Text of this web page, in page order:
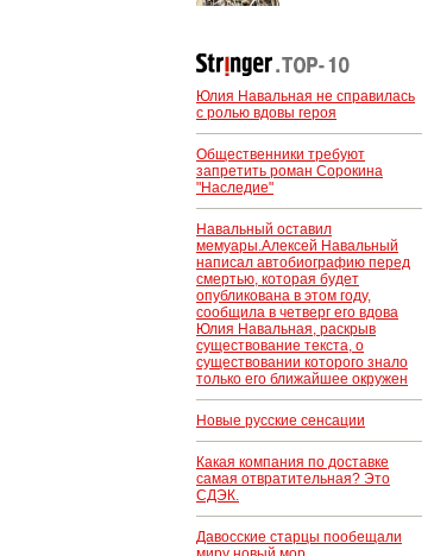
Юлия Навальная не справилась
с ролью вдовы героя
Общественники требуют
запретить роман Сорокина
"Наследие"
Навальный оставил
мемуары.Алексей Навальный
написал автобиографию перед
смертью, которая будет
опубликована в этом году,
сообщила в четверг его вдова
Юлия Навальная, раскрыв
существование текста, о
существовании которого знало
только его ближайшее окружен
Новые русские сенсации
Какая компания по доставке
самая отвратительная? Это
СДЭК.
Давосские старцы пообещали